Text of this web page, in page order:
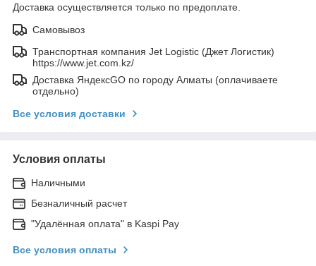
Доставка осуществляется только по предоплате.
Самовывоз
Транспортная компания Jet Logistic (Джет Логистик)
https://www.jet.com.kz/
Доставка ЯндексGO по городу Алматы (оплачиваете
отдельно)
Все условия доставки
Условия оплаты
Наличными
Безналичный расчет
"Удалённая оплата" в Kaspi Pay
Все условия оплаты